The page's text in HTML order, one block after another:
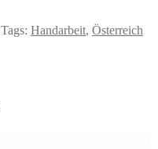
Tags: Handarbeit, Österreich